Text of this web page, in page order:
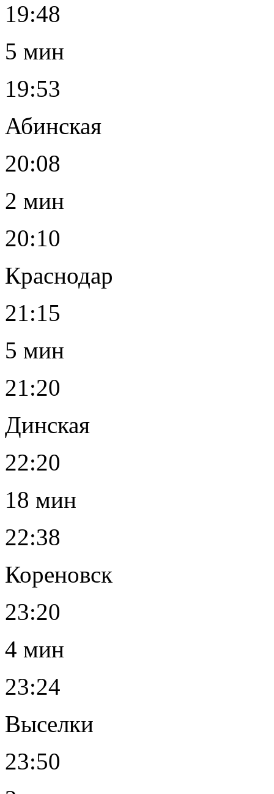
19:48
5 мин
19:53
Абинская
20:08
2 мин
20:10
Краснодар
21:15
5 мин
21:20
Динская
22:20
18 мин
22:38
Кореновск
23:20
4 мин
23:24
Выселки
23:50